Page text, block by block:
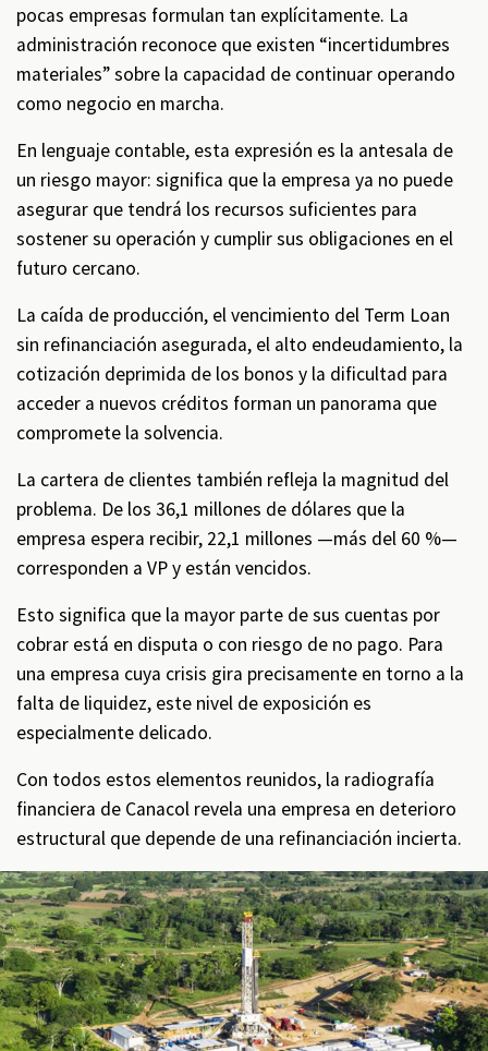
pocas empresas formulan tan explícitamente. La
administración reconoce que existen “incertidumbres
materiales” sobre la capacidad de continuar operando
como negocio en marcha.
En lenguaje contable, esta expresión es la antesala de
un riesgo mayor: significa que la empresa ya no puede
asegurar que tendrá los recursos suficientes para
sostener su operación y cumplir sus obligaciones en el
futuro cercano.
La caída de producción, el vencimiento del Term Loan
sin refinanciación asegurada, el alto endeudamiento, la
cotización deprimida de los bonos y la dificultad para
acceder a nuevos créditos forman un panorama que
compromete la solvencia.
La cartera de clientes también refleja la magnitud del
problema. De los 36,1 millones de dólares que la
empresa espera recibir, 22,1 millones —más del 60 %—
corresponden a VP y están vencidos.
Esto significa que la mayor parte de sus cuentas por
cobrar está en disputa o con riesgo de no pago. Para
una empresa cuya crisis gira precisamente en torno a la
falta de liquidez, este nivel de exposición es
especialmente delicado.
Con todos estos elementos reunidos, la radiografía
financiera de Canacol revela una empresa en deterioro
estructural que depende de una refinanciación incierta.